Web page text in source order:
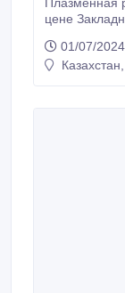
цене Закладные детали Услуги плазменной резки
Мс01/07/